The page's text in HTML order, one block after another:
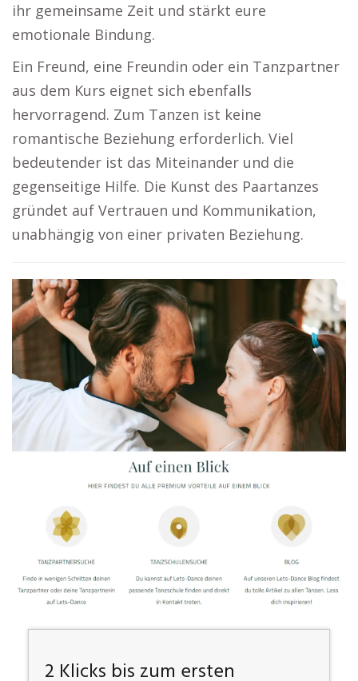
ihr gemeinsame Zeit und stärkt eure
emotionale Bindung.
Ein Freund, eine Freundin oder ein Tanzpartner
aus dem Kurs eignet sich ebenfalls
hervorragend. Zum Tanzen ist keine
romantische Beziehung erforderlich. Viel
bedeutender ist das Miteinander und die
gegenseitige Hilfe. Die Kunst des Paartanzes
gründet auf Vertrauen und Kommunikation,
unabhängig von einer privaten Beziehung.
2 Klicks bis zum ersten